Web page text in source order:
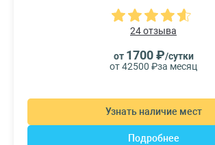
24 отзыва
от 1700 ₽/сутки
от 42500 ₽за месяц
Узнать наличие мест
Подробнее